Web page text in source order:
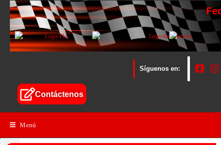
Síguenos en:
Contáctenos
Menú